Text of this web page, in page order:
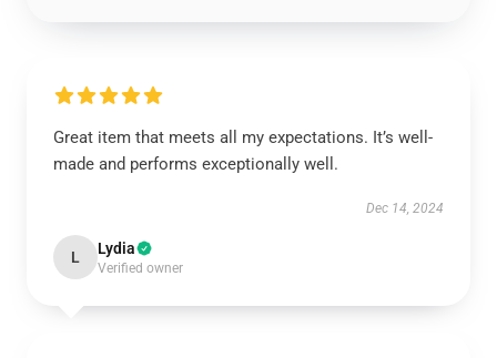
Great item that meets all my expectations. It’s well-
made and performs exceptionally well.
Dec 14, 2024
L Lydia
Verified owner